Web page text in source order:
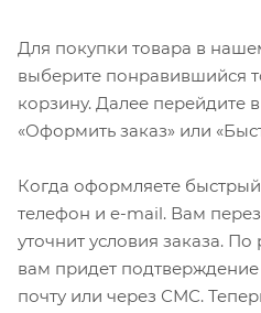
Для покупки товара в
выберите понравившийся
корзину. Далее перейдите
«Оформить заказ» или
Когда оформляете
телефон и e-mail. Вам
уточнит условия заказа. По
вам придет
почту или через СМС.